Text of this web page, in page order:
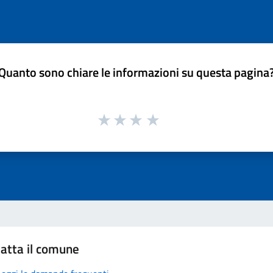
sono chiare le informazioni su questa
il comune